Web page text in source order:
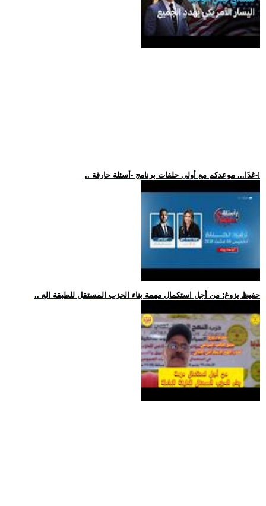
.. غدًا... موعدكم مع أولى حلقات برنامج -أسئلة حارقة-!
.. حفيظ يزوغ: من أجل استكمال مهمة بناء الحزب المستقل للطبقة الع